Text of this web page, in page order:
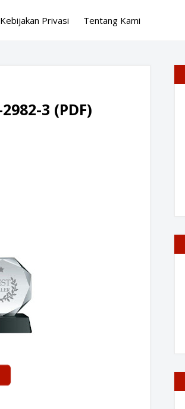
Kebijakan Privasi Tentang Kami
3 (PDF)